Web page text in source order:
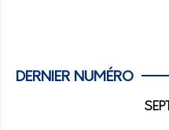
DERNIER NUMÉRO